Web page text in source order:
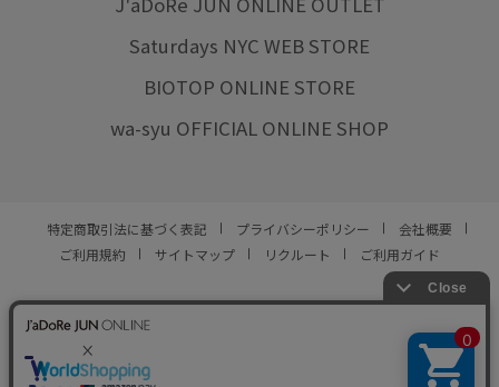
Saturdays NYC WEB STORE
BIOTOP ONLINE STORE
wa-syu OFFICIAL ONLINE SHOP
特定商取引法に基づく表記 プライバシーポリシー
会社概要
ご利用規約
サイトマップ リクルート ご利用ガイド
© JUN CO.,LTD. ALL RIGHTS RESERVED.